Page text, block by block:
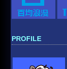
PROFILE